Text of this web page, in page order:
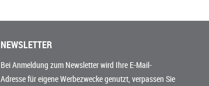
NEWSLETTER
Bei Anmeldung zum Newsletter wird Ihre E-Mail-
Adresse für eigene Werbezwecke genutzt, verpassen Sie